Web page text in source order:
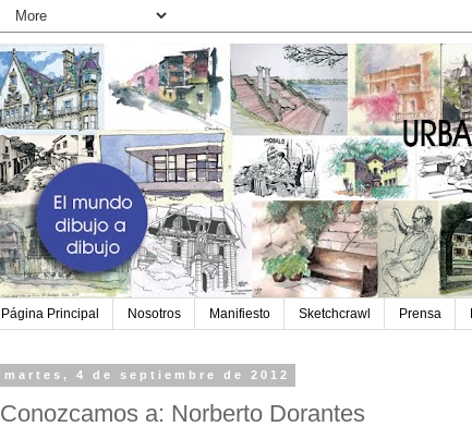
Página Principal Nosotros Manifiesto Sketchcrawl Prensa
martes, 4 de septiembre de 2012
Conozcamos a: Norberto Dorantes